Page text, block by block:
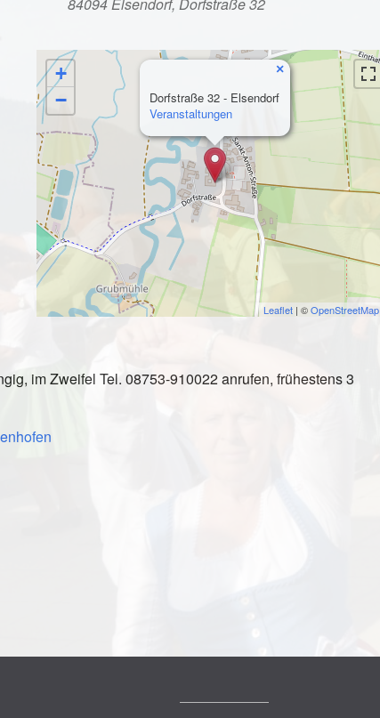
Kalender iCalendar
Dorfstraße 32 - Elsendorf
Veranstaltungen
×
+
−
Leaflet| ©OpenStreetMap
im Zweifel Tel. 08753-910022 anrufen, frühestens 3